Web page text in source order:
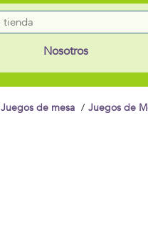
Nosotros
Juegos de mesa Juegos de